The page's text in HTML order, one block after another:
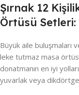
Şırnak 12
Örtüsü Setleri:
Büyük aile buluşmaları
leke tutmaz masa
donatmanın en iyi
yuvarlak veya